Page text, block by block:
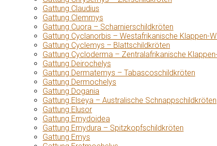
Gattung Claudius
Gattung Clemmys
Gattung Cuora – Scharnierschildkröten
Gattung Cyclanorbis – Westafrikanische Klappen-
Gattung Cyclemys – Blattschildkröten
Gattung Cycloderma – Zentralafrikanische
Gattung Deirochelys
Gattung Dermatemys – Tabascoschildkröten
Gattung Dermochelys
Gattung Dogania
Gattung Elseya – Australische Schnappschildkröten
Gattung Elusor
Gattung Emydoidea
Gattung Emydura – Spitzkopfschildkröten
Gattung Emys